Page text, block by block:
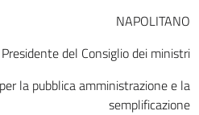
NAPOLITANO
del Consiglio dei ministri
la pubblica amministrazione e la
semplificazione